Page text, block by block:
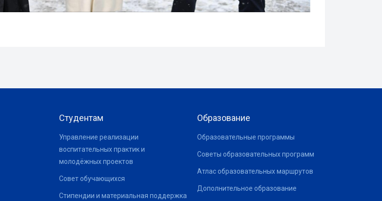
Студентам
Управление реализации
воспитательных практик и
молодёжных проектов
Совет обучающихся
Стипендии и материальная поддержка
Образование
Образовательные программы
Советы образовательных программ
Атлас образовательных маршрутов
Дополнительное образование